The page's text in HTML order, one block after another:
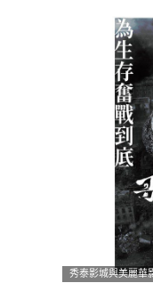
秀泰影城與美麗華